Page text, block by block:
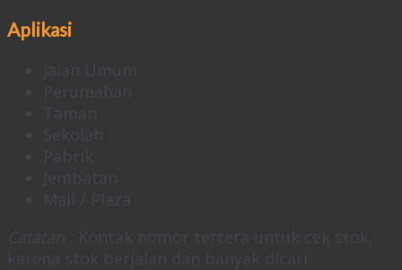
Aplikasi
Jalan Umum
Perumahan
Taman
Sekolah
Pabrik
Jembatan
Mall / Plaza
Catatan : Kontak nomor tertera untuk cek stok,
karena stok berjalan dan banyak dicari.